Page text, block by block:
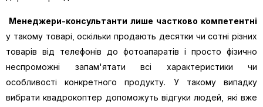
Менеджери-консультанти лише частково компетентні
у такому товарі, оскільки продають десятки чи сотні різних
товарів від телефонів до фотоапаратів і просто фізично
неспроможні запам'ятати всі характеристики чи
особливості конкретного продукту. У такому випадку
вибрати квадрокоптер допоможуть відгуки людей, які вже